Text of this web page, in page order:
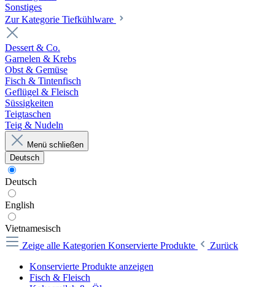
Sonstiges
Zur Kategorie Tiefkühlware
Dessert & Co.
Garnelen & Krebs
Obst & Gemüse
Fisch & Tintenfisch
Geflügel & Fleisch
Süssigkeiten
Teigtaschen
Teig & Nudeln
Menü schließen
Deutsch
Deutsch
English
Vietnamesisch
Zeige alle Kategorien Konservierte Produkte
Zurück
Konservierte Produkte anzeigen
Fisch & Fleisch